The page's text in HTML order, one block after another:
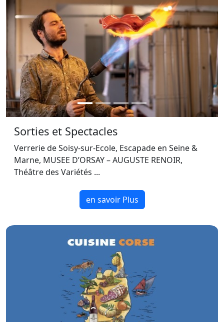
Sorties et Spectacles
Verrerie de Soisy-sur-Ecole, Escapade en Seine &
Marne, MUSEE D’ORSAY – AUGUSTE RENOIR,
Théâtre des Variétés ...
en savoir Plus